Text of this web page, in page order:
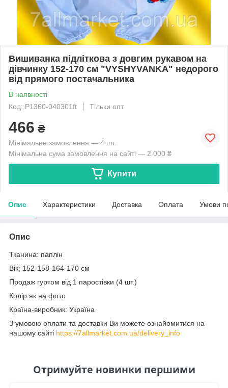
Вишиванка підліткова з довгим рукавом на
дівчинку 152-170 см "VYSHYVANKA" недорого
від прямого постачальника
В наявності
Код: P1360-040301ft
Тільки опт
466 ₴
Мінімальне замовлення — 4 шт.
Мінімальна сума замовлення на сайті — 2 000 ₴
Купити
Опис Характеристики Доставка Оплата Умови
Опис
Тканина: паплін
Вік; 152-158-164-170 см
Продаж гуртом від 1 паростівки (4 шт.)
Колір як на фото
Країна-виробник: Україна
З умовою оплати та доставки Ви можете ознайомитися на
нашому сайті https://7allmarket.com.ua/delivery_info
Отримуйте новинки першими